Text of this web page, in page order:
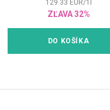
129.33 EUR/1
ZĽAVA 32%
DO KOŠÍKA